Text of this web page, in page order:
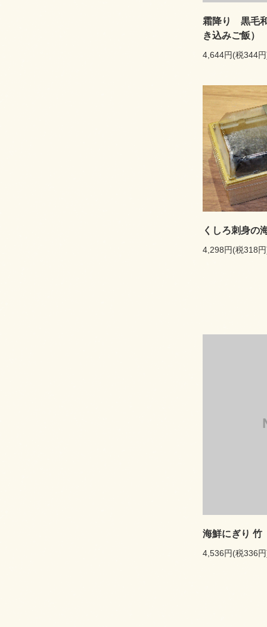
霜降り 黒毛
き込みご飯）
4,644円(税344
くしろ刺身の
4,298円(税318
海鮮にぎり
4,536円(税336